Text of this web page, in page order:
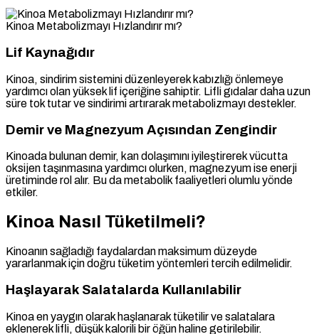
Kinoa Metabolizmayı Hızlandırır mı?
Lif Kaynağıdır
Kinoa, sindirim sistemini düzenleyerek kabızlığı önlemeye
yardımcı olan yüksek lif içeriğine sahiptir. Lifli gıdalar daha uzun
süre tok tutar ve sindirimi artırarak metabolizmayı destekler.
Demir ve Magnezyum Açısından Zengindir
Kinoada bulunan demir, kan dolaşımını iyileştirerek vücutta
oksijen taşınmasına yardımcı olurken, magnezyum ise enerji
üretiminde rol alır. Bu da metabolik faaliyetleri olumlu yönde
etkiler.
Kinoa Nasıl Tüketilmeli?
Kinoanın sağladığı faydalardan maksimum düzeyde
yararlanmak için doğru tüketim yöntemleri tercih edilmelidir.
Haşlayarak Salatalarda Kullanılabilir
Kinoa en yaygın olarak haşlanarak tüketilir ve salatalara
eklenerek lifli, düşük kalorili bir öğün haline getirilebilir.